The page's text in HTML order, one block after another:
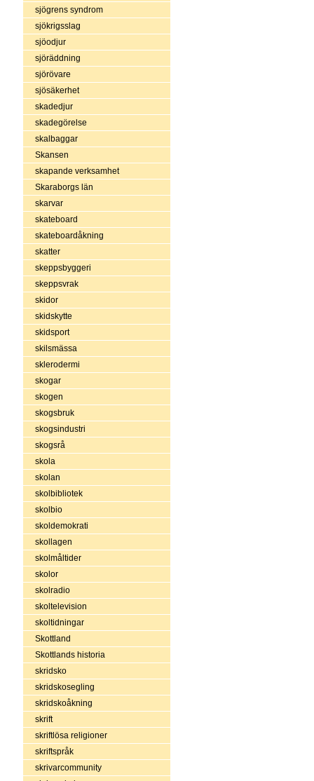
sjögrens syndrom
sjökrigsslag
sjöodjur
sjöräddning
sjörövare
sjösäkerhet
skadedjur
skadegörelse
skalbaggar
Skansen
skapande verksamhet
Skaraborgs län
skarvar
skateboard
skateboardåkning
skatter
skeppsbyggeri
skeppsvrak
skidor
skidskytte
skidsport
skilsmässa
sklerodermi
skogar
skogen
skogsbruk
skogsindustri
skogsrå
skola
skolan
skolbibliotek
skolbio
skoldemokrati
skollagen
skolmåltider
skolor
skolradio
skoltelevision
skoltidningar
Skottland
Skottlands historia
skridsko
skridskosegling
skridskoåkning
skrift
skriftlösa religioner
skriftspråk
skrivarcommunity